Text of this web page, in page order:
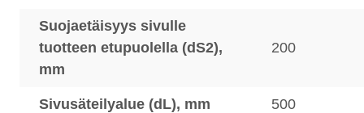
Suojaetäisyys sivulle
tuotteen etupuolella (dS2),
mm
200
Sivusäteilyalue (dL), mm 500